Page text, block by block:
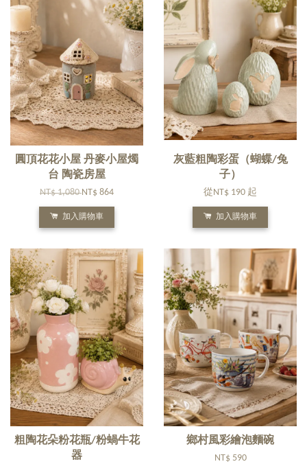
圓頂花花小屋 丹麥小屋燭
台 陶瓷房屋
NT$ 1,080NT$ 864
加入購物車
灰藍粗陶彩蛋（蝴蝶/兔
子）
從 NT$ 190 起
加入購物車
粗陶花朵粉花瓶/粉蝸牛花
器
鄉村風彩繪泡麵碗
NT$ 590